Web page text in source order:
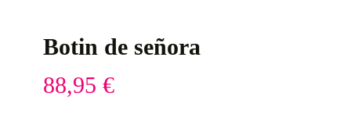
Botin de señora
88,95 €